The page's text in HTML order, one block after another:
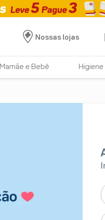
Nossas lojas
Mamãe e Bebê